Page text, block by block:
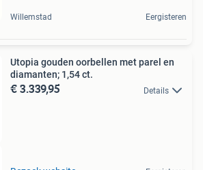
Willemstad Eergisteren
Utopia gouden oorbellen met parel en
diamanten; 1,54 ct.
€ 3.339,95 Details